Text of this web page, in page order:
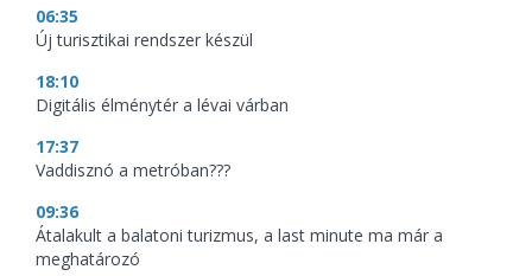
06:35
Új turisztikai rendszer készül
18:10
Digitális élménytér a lévai várban
17:37
Vaddisznó a metróban???
09:36
Átalakult a balatoni turizmus, a last minute ma már a
meghatározó